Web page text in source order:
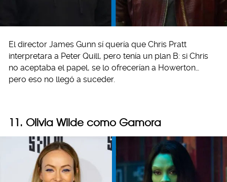
El director James Gunn sí quería que Chris Pratt
interpretara a Peter Quill, pero tenía un plan B: si Chris
no aceptaba el papel, se lo ofrecerían a Howerton…
pero eso no llegó a suceder.
11. Olivia Wilde como Gamora